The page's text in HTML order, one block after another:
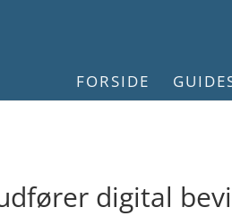
FORSIDE
digital